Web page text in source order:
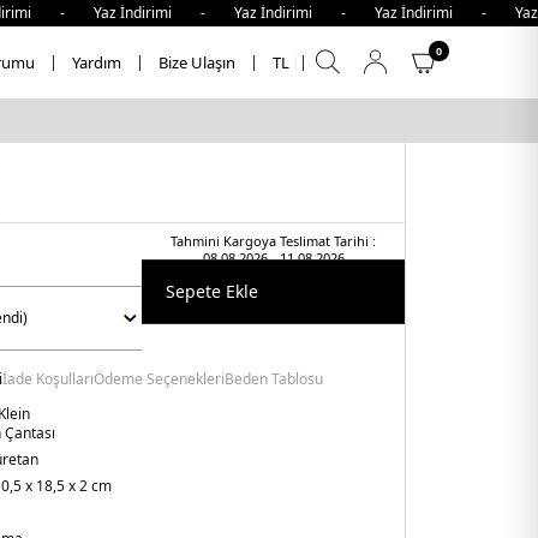
Yaz İndirimi - Yaz İndirimi - Yaz İndirimi -
Yardım Bize Ulaşın TL
0
Tahmini Kargoya Teslimat Tarihi :
08.08.2026 - 11.08.2026
Sepete Ekle
İade KoşullarıÖdeme SeçenekleriBeden Tablosu
x 18,5 x 2 cm